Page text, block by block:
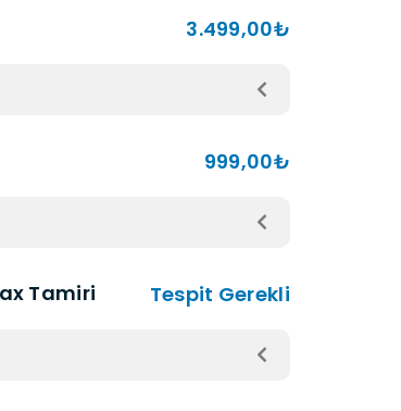
3.499,00₺
999,00₺
Tamiri Tespit Gerekli